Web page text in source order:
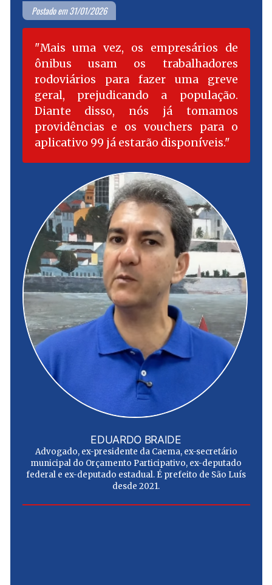
Postado em 31/01/2026
Mais uma vez, os empresários de
ônibus usam os trabalhadores
rodoviários para fazer uma greve
geral, prejudicando a população.
Diante disso, nós já tomamos
providências e os vouchers para o
aplicativo 99 já estarão disponíveis.
EDUARDO BRAIDE
Advogado, ex-presidente da Caema, ex-secretário
municipal do Orçamento Participativo, ex-deputado
federal e ex-deputado estadual. É prefeito de São Luís
desde 2021.